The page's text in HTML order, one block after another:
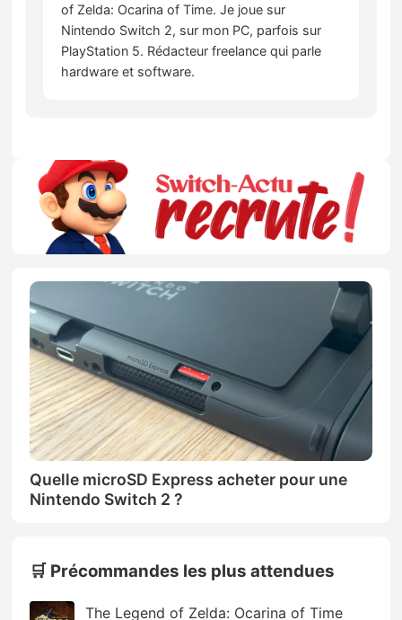
of Zelda: Ocarina of Time. Je joue sur
Nintendo Switch 2, sur mon PC, parfois sur
PlayStation 5. Rédacteur freelance qui parle
hardware et software.
Quelle microSD Express acheter pour une
Nintendo Switch 2 ?
🛒 Précommandes les plus attendues
The Legend of Zelda: Ocarina of Time